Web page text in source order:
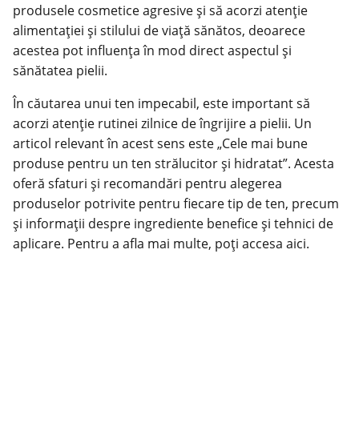
produsele cosmetice agresive și să acorzi atenție
alimentației și stilului de viață sănătos, deoarece
acestea pot influența în mod direct aspectul și
sănătatea pielii.
În căutarea unui ten impecabil, este important să
acorzi atenție rutinei zilnice de îngrijire a pielii. Un
articol relevant în acest sens este „Cele mai bune
produse pentru un ten strălucitor și hidratat”. Acesta
oferă sfaturi și recomandări pentru alegerea
produselor potrivite pentru fiecare tip de ten, precum
și informații despre ingrediente benefice și tehnici de
aplicare. Pentru a afla mai multe, poți accesa aici.